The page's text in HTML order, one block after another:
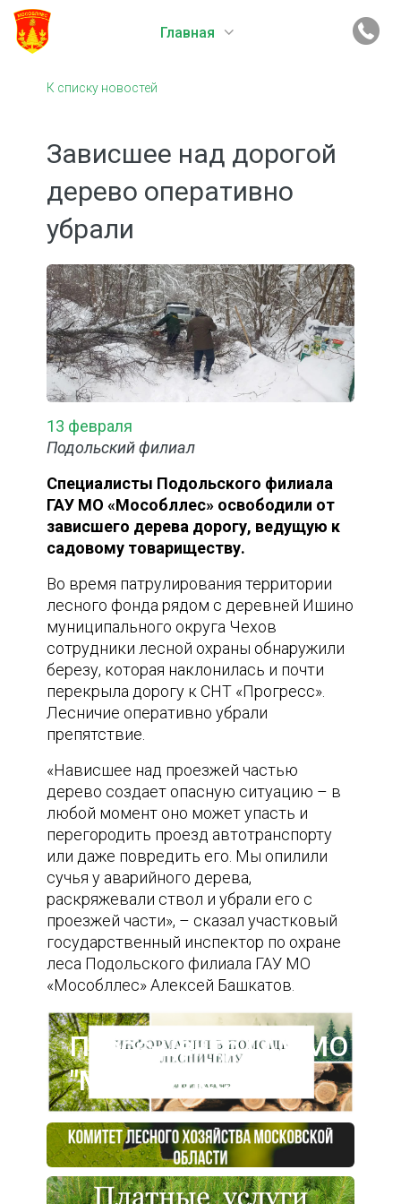
Главная
К списку новостей
Зависшее над дорогой
дерево оперативно
убрали
13 февраля
Подольский филиал
Специалисты Подольского филиала
ГАУ МО «Мособллес» освободили от
зависшего дерева дорогу, ведущую к
садовому товариществу.
Во время патрулирования территории
лесного фонда рядом с деревней Ишино
муниципального округа Чехов
сотрудники лесной охраны обнаружили
березу, которая наклонилась и почти
перекрыла дорогу к СНТ «Прогресс».
Лесничие оперативно убрали
препятствие.
«Нависшее над проезжей частью
дерево создает опасную ситуацию – в
любой момент оно может упасть и
перегородить проезд автотранспорту
или даже повредить его. Мы опилили
сучья у аварийного дерева,
раскряжевали ствол и убрали его с
проезжей части», – сказал участковый
государственный инспектор по охране
леса Подольского филиала ГАУ МО
«Мособллес» Алексей Башкатов.
Пресс-центр ГАУ МО
"Мособллес"